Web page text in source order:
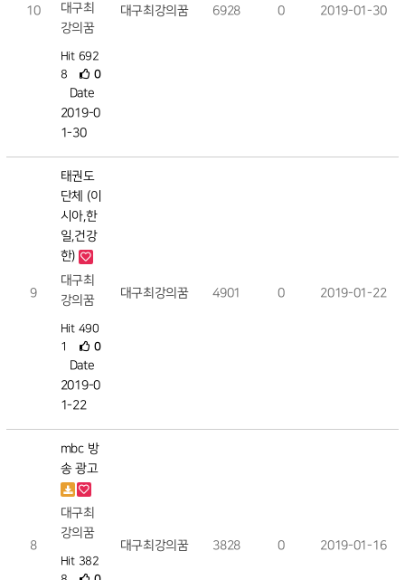
10
대구최
강의꿈
Hit 692
8
0
Date
2019-0
1-30
대구최강의꿈 6928 0 2019-01-30
9
태권도
단체 (이
시아,한
일,건강
한)
대구최
강의꿈
Hit 490
1
0
Date
2019-0
1-22
대구최강의꿈 4901 0 2019-01-22
8
mbc 방
송 광고
대구최
강의꿈
Hit 382
대구최강의꿈 3828 0 2019-01-16